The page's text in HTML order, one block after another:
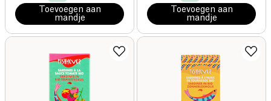
Toevoegen aan
mandje
Toevoegen aan
mandje